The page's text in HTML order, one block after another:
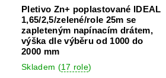
Pletivo Zn+ poplastované IDEAL
1,65/2,5/zelené/role 25m se
zapleteným napínacím drátem,
výška dle výběru od 1000 do
2000 mm
Skladem (17 role)